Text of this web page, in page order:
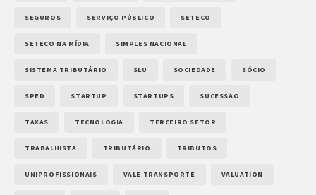
SEGUROS SERVIÇO PÚBLICO SETECO
SETECO NA MÍDIA SIMPLES NACIONAL
SISTEMA TRIBUTÁRIO SLU SOCIEDADE SÓCIO
SPED STARTUP STARTUPS SUCESSÃO
TAXAS TECNOLOGIA TERCEIRO SETOR
TRABALHISTA TRIBUTÁRIO TRIBUTOS
UNIPROFISSIONAIS VALE TRANSPORTE VALUATION